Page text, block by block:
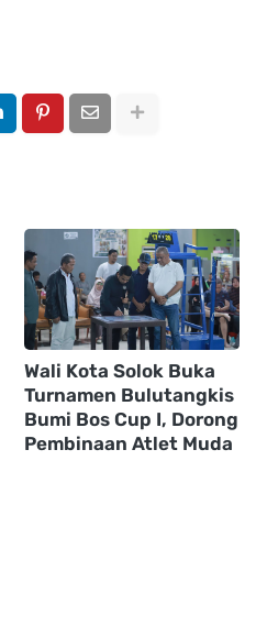
Wali Kota Solok Buka
Turnamen Bulutangkis
Bumi Bos Cup I, Dorong
Pembinaan Atlet Muda